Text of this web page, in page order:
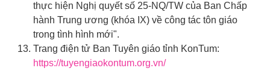
thực hiện Nghị quyết số 25-NQ/TW của Ban Chấp
hành Trung ương (khóa IX) về công tác tôn giáo
trong tình hình mới".
Trang điện tử Ban Tuyên giáo tỉnh KonTum:
https://tuyengiaokontum.org.vn/